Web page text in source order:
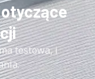
testowa, i